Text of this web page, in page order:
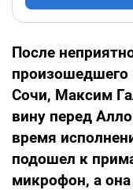
После
произошедшего
Сочи, Максим
вину перед
время
подошел к
микрофон, а